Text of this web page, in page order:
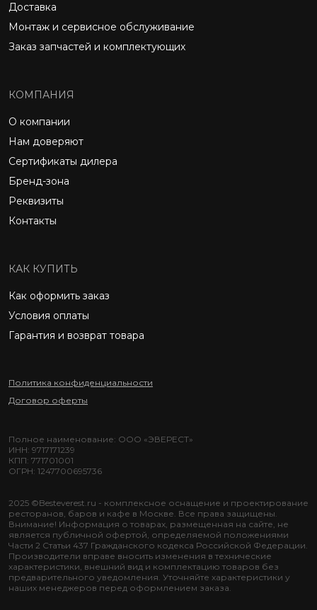
Доставка
Монтаж и сервисное обслуживание
Заказ запчастей и комплектующих
КОМПАНИЯ
О компании
Нам доверяют
Сертификаты дилера
Бренд-зона
Реквизиты
Контакты
КАК КУПИТЬ
Как оформить заказ
Условия оплаты
Гарантия и возврат товара
Политика конфиденциальности
Договор оферты
2025 ©Besteverest.ru - комплексное оснащение и проектирование
ресторанов, баров и кафе в Москве. Все права защищены.
Внимание! Информация о товарах, размещенная на сайте, не
является публичной офертой, определяемой положениями
Части 2 Статьи 437 Гражданского кодекса Российской Федерации.
Производители вправе вносить изменения в технические
характеристики, внешний вид и комплектацию товаров без
предварительного уведомления. Уточняйте характеристики у
наших менеджеров перед оформлением заказа.
Полное наименование: ООО «ЭВЕРЕСТ»
ИНН: 9717171239
КПП: 771701001
ОГРН: 1247700695736